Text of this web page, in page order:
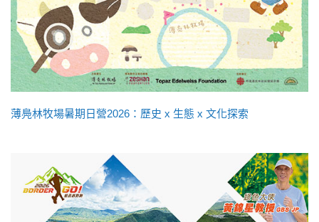
薄鳧林牧場暑期日營2026：歷史 x 生態 x 文化探索